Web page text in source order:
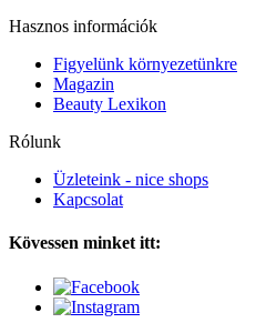
Hasznos információk
Figyelünk környezetünkre
Magazin
Beauty Lexikon
Rólunk
Üzleteink - nice shops
Kapcsolat
Kövessen minket itt: